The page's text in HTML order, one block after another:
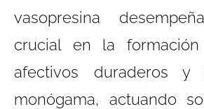
vasopresina
crucial en la
afectivos duraderos y
monógama, actuando